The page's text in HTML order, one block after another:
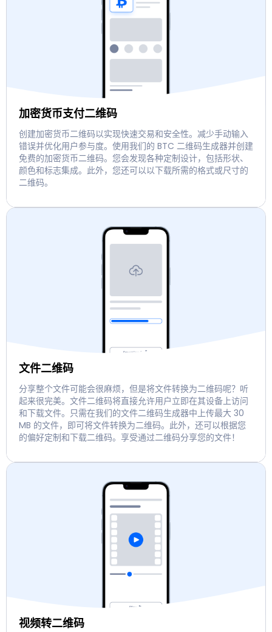
加密货币支付二维码
创建加密货币二维码以实现快速交易和安全性。减少手动输入
错误并优化用户参与度。使用我们的 BTC 二维码生成器并创建
免费的加密货币二维码。您会发现各种定制设计，包括形状、
颜色和标志集成。此外，您还可以以下载所需的格式或尺寸的
二维码。
文件二维码
分享整个文件可能会很麻烦，但是将文件转换为二维码呢？听
起来很完美。文件二维码将直接允许用户立即在其设备上访问
和下载文件。只需在我们的文件二维码生成器中上传最大 30
MB 的文件，即可将文件转换为二维码。此外，还可以根据您
的偏好定制和下载二维码。享受通过二维码分享您的文件！
视频转二维码